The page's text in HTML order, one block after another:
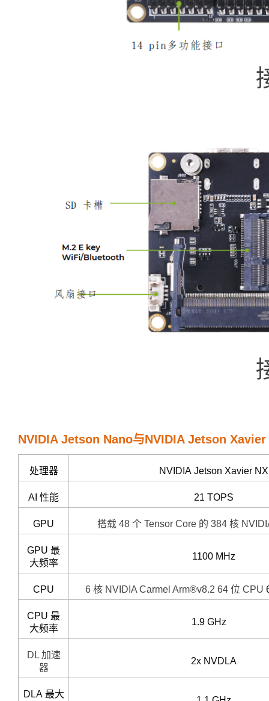
NVIDIA Jetson Nano与NVIDIA Jetson Xavier
处理器 NVIDIA Jetson Xavier NX
AI 性能 21 TOPS
GPU 搭载 48 个 Tensor Core 的 384 核
GPU 最
大频率
1100 MHz
CPU 6 核 NVIDIA Carmel Arm®v8.2 64 位 CPU
CPU 最
大频率
1.9 GHz
DL 加速
器
2x NVDLA
DLA 最大